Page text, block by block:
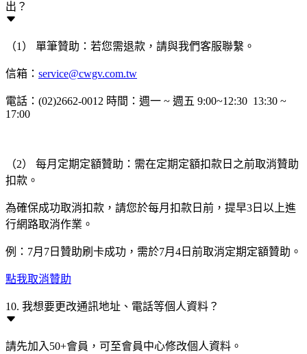
出？
（1） 單筆贊助：若您需退款，請與我們客服聯繫。
信箱： service@cwgv.com.tw
電話：(02)2662-0012 時間：週一 ~ 週五 9:00~12:30 13:30 ~
17:00
（2） 每月定期定額贊助：需在定期定額扣款日之前取消贊助
扣款。
為確保成功取消扣款，請您於每月扣款日前，提早3日以上進
行網路取消作業。
例：7月7日贊助刷卡成功，需於7月4日前取消定期定額贊助。
點我取消贊助
10. 我想要更改通訊地址、電話等個人資料？
請先加入50+會員，可至會員中心修改個人資料。